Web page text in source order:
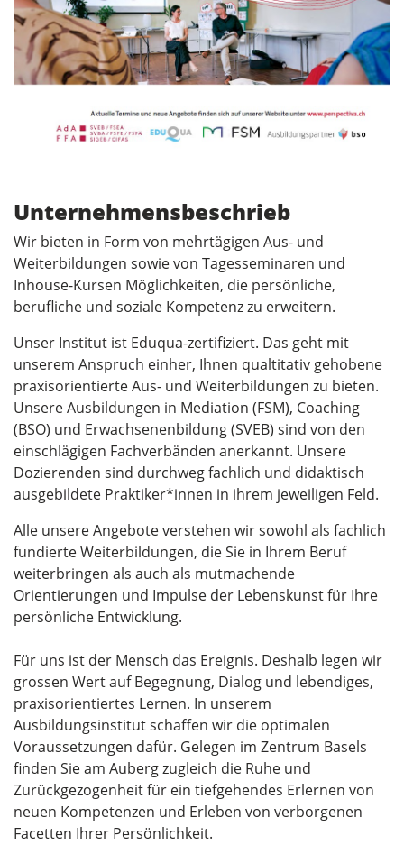
Unternehmensbeschrieb
Wir bieten in Form von mehrtägigen Aus- und
Weiterbildungen sowie von Tagesseminaren und
Inhouse-Kursen Möglichkeiten, die persönliche,
berufliche und soziale Kompetenz zu erweitern.
Unser Institut ist Eduqua-zertifiziert. Das geht mit
unserem Anspruch einher, Ihnen qualtitativ gehobene
praxisorientierte Aus- und Weiterbildungen zu bieten.
Unsere Ausbildungen in Mediation (FSM), Coaching
(BSO) und Erwachsenenbildung (SVEB) sind von den
einschlägigen Fachverbänden anerkannt. Unsere
Dozierenden sind durchweg fachlich und didaktisch
ausgebildete Praktiker*innen in ihrem jeweiligen Feld.
Alle unsere Angebote verstehen wir sowohl als fachlich
fundierte Weiterbildungen, die Sie in Ihrem Beruf
weiterbringen als auch als mutmachende
Orientierungen und Impulse der Lebenskunst für Ihre
persönliche Entwicklung.
Für uns ist der Mensch das Ereignis. Deshalb legen wir
grossen Wert auf Begegnung, Dialog und lebendiges,
praxisorientiertes Lernen. In unserem
Ausbildungsinstitut schaffen wir die optimalen
Voraussetzungen dafür. Gelegen im Zentrum Basels
finden Sie am Auberg zugleich die Ruhe und
Zurückgezogenheit für ein tiefgehendes Erlernen von
neuen Kompetenzen und Erleben von verborgenen
Facetten Ihrer Persönlichkeit.